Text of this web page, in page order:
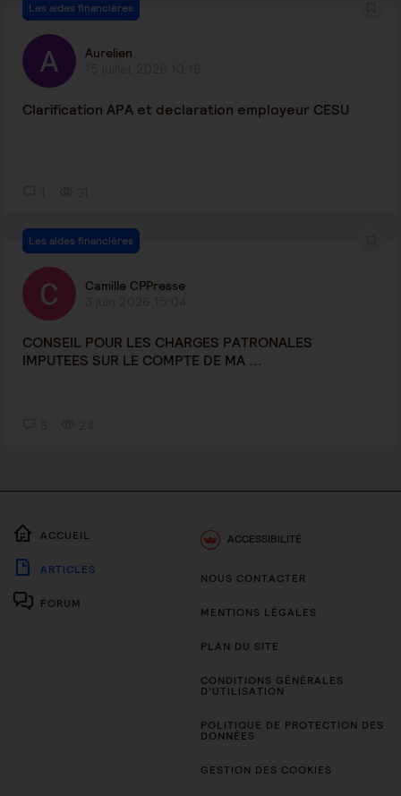
Les aides financières
Aurelien
Clarification APA et declaration employeur CESU
Les aides financières
Camille CPPresse
CONSEIL POUR LES CHARGES PATRONALES
IMPUTEES SUR LE COMPTE DE MA ...
ACCUEIL
ARTICLES
FORUM
ACCESSIBILITÉ
NOUS CONTACTER
MENTIONS LÉGALES
PLAN DU SITE
CONDITIONS GÉNÉRALES
D’UTILISATION
POLITIQUE DE PROTECTION DES
DONNÉES
GESTION DES COOKIES